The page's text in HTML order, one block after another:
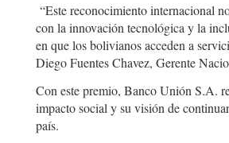
“Este reconocimiento internacional
con la innovación tecnológica y la
en que los bolivianos acceden a
Diego Fuentes Chavez, Gerente
Con este premio, Banco Unión S.A.
impacto social y su visión de
país.